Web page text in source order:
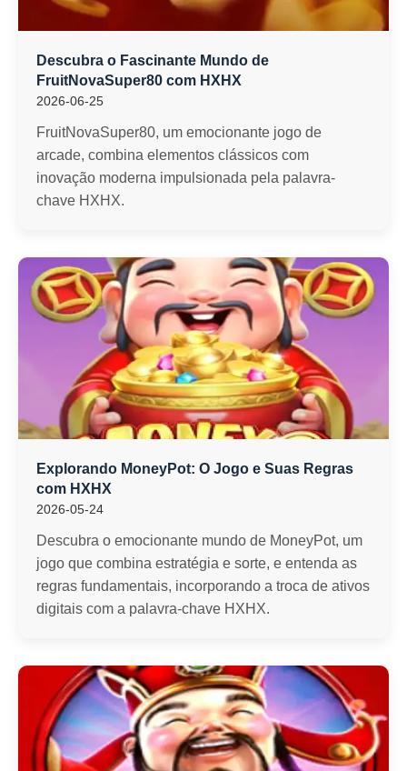
Descubra o Fascinante Mundo de
FruitNovaSuper80 com HXHX
2026-06-25
FruitNovaSuper80, um emocionante jogo de
arcade, combina elementos clássicos com
inovação moderna impulsionada pela palavra-
chave HXHX.
Explorando MoneyPot: O Jogo e Suas Regras
com HXHX
2026-05-24
Descubra o emocionante mundo de MoneyPot, um
jogo que combina estratégia e sorte, e entenda as
regras fundamentais, incorporando a troca de ativos
digitais com a palavra-chave HXHX.